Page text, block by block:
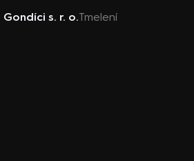
Gondíci s. r. o.Tmelení